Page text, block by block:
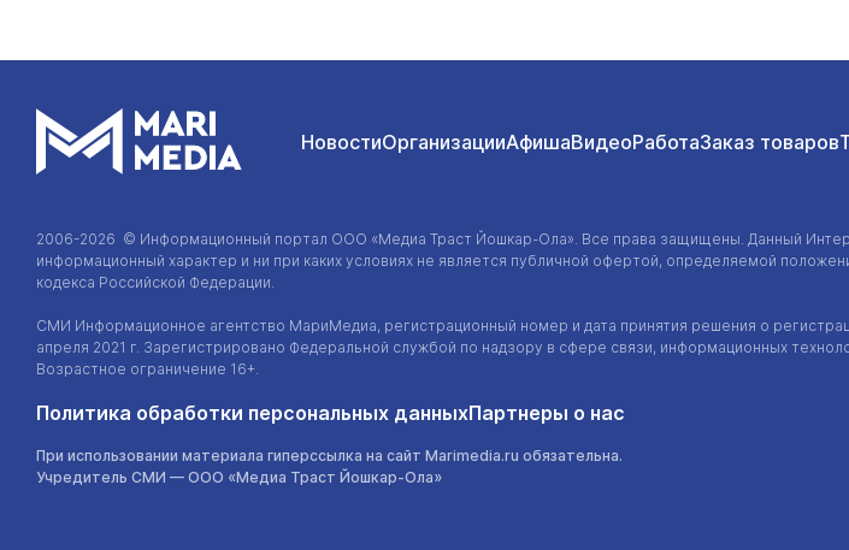
НовостиОрганизацииАфишаВидеоРаботаЗаказ товаров
2006-2026 © Информационный портал ООО «Медиа Траст Йошкар-Ола». Все права защищены. Данный
информационный характер и ни при каких условиях не является публичной офертой, определяемой
кодекса Российской Федерации.
СМИ Информационное агентство МариМедиа, регистрационный номер и дата принятия решения о
апреля 2021 г. Зарегистрировано Федеральной службой по надзору в сфере связи, информационных
Возрастное ограничение 16+.
Политика обработки персональных данныхПартнеры о нас
При использовании материала гиперссылка на сайт Marimedia.ru обязательна.
Учредитель СМИ — ООО «Медиа Траст Йошкар-Ола»